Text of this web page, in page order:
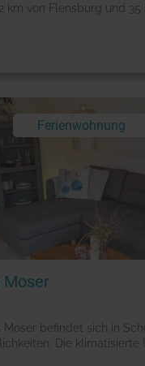
km von Flensburg und 35
Ferienwohnung
Moser
Moser befindet sich in
Die klimatisierte